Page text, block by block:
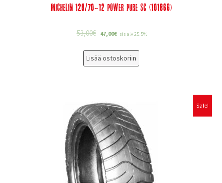
Michelin 120/70-12 Power Pure SC (101866)
53,00€ 47,00€ sis alv 25.5%
Lisää ostoskoriin
Sale!